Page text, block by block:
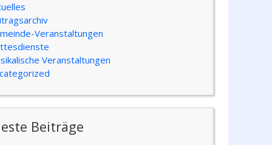
Veranstaltungen
Veranstaltungen
Beiträge